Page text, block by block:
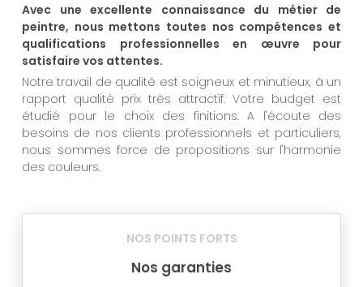
Avec une excellente connaissance du métier de
peintre, nous mettons toutes nos compétences et
qualifications professionnelles en œuvre pour
satisfaire vos attentes.
Notre travail de qualité est soigneux et minutieux, à un
rapport qualité prix très attractif. Votre budget est
étudié pour le choix des finitions. A l'écoute des
besoins de nos clients professionnels et particuliers,
nous sommes force de propositions sur l'harmonie
des couleurs.
NOS POINTS FORTS
Nos garanties